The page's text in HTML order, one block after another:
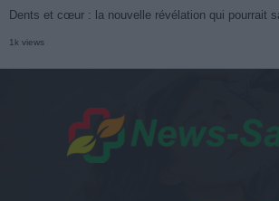
Dents et cœur : la nouvelle révélation qui pourrait
1k views